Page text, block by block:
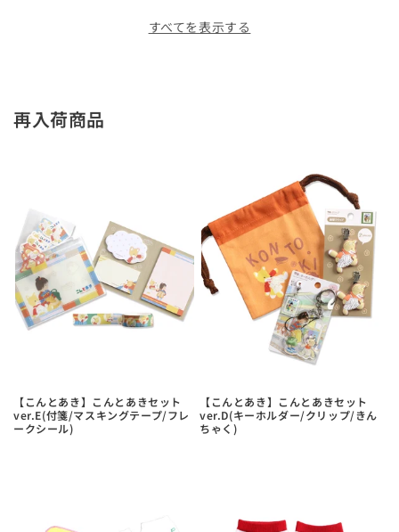
すべてを表示する
再入荷商品
【こんとあき】こんとあきセット
ver.E(付箋/マスキングテープ/フレ
ークシール)
【こんとあき】こんとあきセット
ver.D(キーホルダー/クリップ/きん
ちゃく)